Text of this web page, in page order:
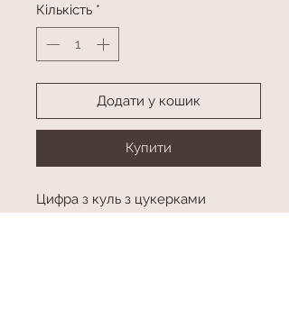
Кількість *
Додати у кошик
Купити
Цифра з куль з цукерками